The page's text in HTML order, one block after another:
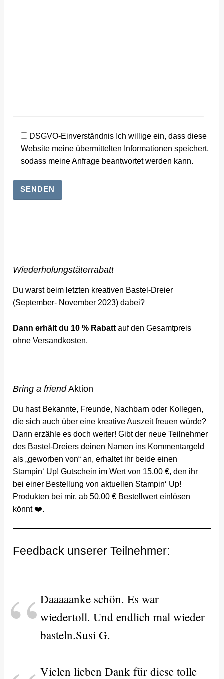
DSGVO-Einverständnis Ich willige ein, dass diese
Website meine übermittelten Informationen speichert,
sodass meine Anfrage beantwortet werden kann.
Wiederholungstäterrabatt
Du warst beim letzten kreativen Bastel-Dreier
(September- November 2023) dabei?
Dann erhält du 10 % Rabatt auf den Gesamtpreis
ohne Versandkosten.
Bring a friendAktion
Du hast Bekannte, Freunde, Nachbarn oder Kollegen,
die sich auch über eine kreative Auszeit freuen würde?
Dann erzähle es doch weiter! Gibt der neue Teilnehmer
des Bastel-Dreiers deinen Namen ins Kommentargeld
als „geworben von“ an, erhaltet ihr beide einen
Stampin‘ Up! Gutschein im Wert von 15,00 €, den ihr
bei einer Bestellung von aktuellen Stampin‘ Up!
Produkten bei mir, ab 50,00 € Bestellwert einlösen
könnt ❤️.
Feedback unserer Teilnehmer:
Daaaaanke schön. Es war
wiedertoll. Und endlich mal wieder
basteln.Susi G.
Vielen lieben Dank für diese tolle